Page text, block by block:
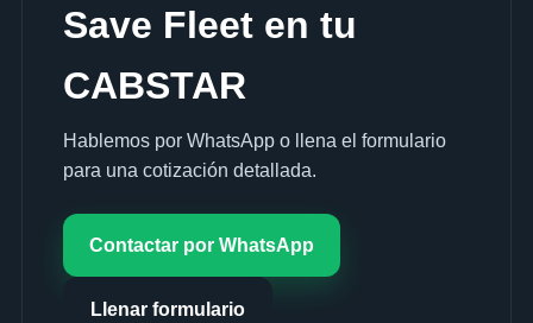
Save Fleet en tu
CABSTAR
Hablemos por WhatsApp o llena el formulario
para una cotización detallada.
Contactar por WhatsApp
Llenar formulario